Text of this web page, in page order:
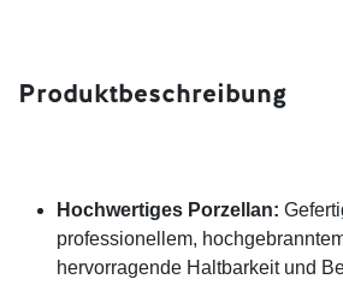
Produktbeschreibung
Hochwertiges Porzellan:
professionellem,
hervorragende Haltbarkeit und